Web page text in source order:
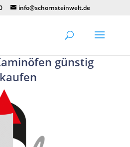
info@schornsteinwelt.de
günstig
kaufen